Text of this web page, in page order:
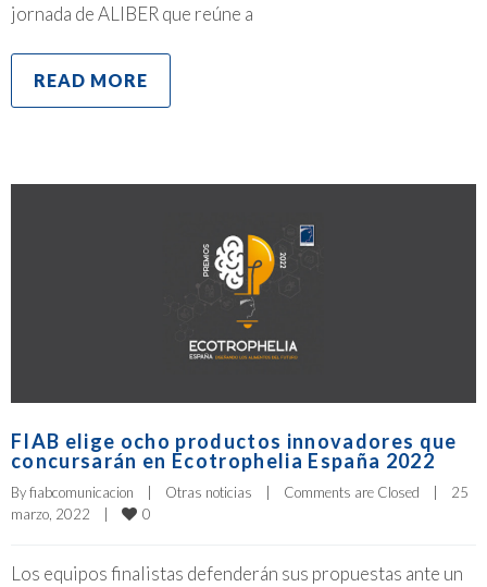
jornada de ALIBER que reúne a
READ MORE
FIAB elige ocho productos innovadores que
concursarán en Ecotrophelia España 2022
By fiabcomunicacion Otras noticias Comments are Closed
25
marzo, 2022
0
Los equipos finalistas defenderán sus propuestas ante un